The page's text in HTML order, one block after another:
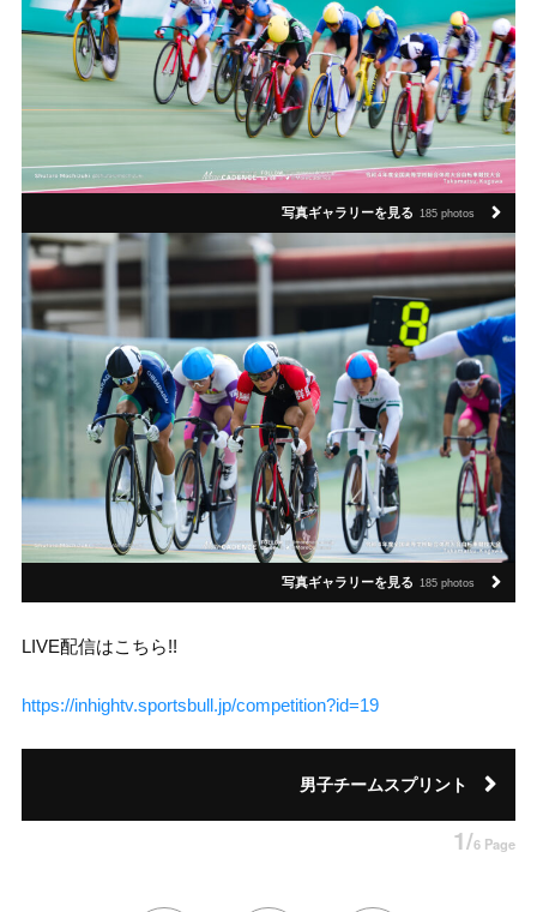
写真ギャラリーを見る 185 photos
写真ギャラリーを見る 185 photos
LIVE配信はこちら!!
https://inhightv.sportsbull.jp/competition?id=19
男子チームスプリント
1/6 Page